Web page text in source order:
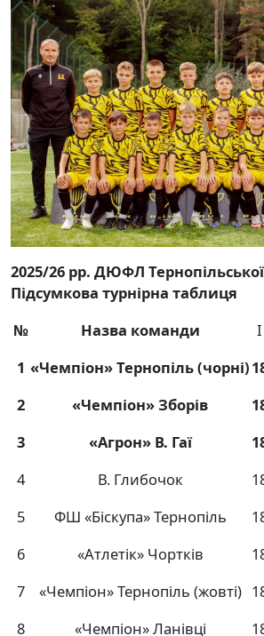
2025/26 рр. ДЮФЛ Тернопільської
Підсумкова турнірна таблиця
№
Назва команди І
1 «Чемпіон» Тернопіль (чорні)
2
«Чемпіон» Зборів
3
«Агрон» В. Гаї
4
В. Глибочок
5
ФШ «Біскупа» Тернопіль
6
«Атлетік» Чортків
7
«Чемпіон» Тернопіль (жовті)
8
«Чемпіон» Ланівці